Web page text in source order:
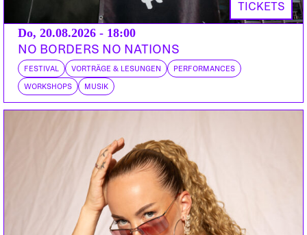
NINA WACH
MASTRA Bern | Sirion Rec., Bons Vivants
DR. HABAKUK CH | Festmacher
HERMAN Bern | Kosmos
VORVERKAUF: ABENDKASSE:
TICKETS
Do, 20.08.2026 - 18:00
NO BORDERS NO NATIONS
FESTIVAL VORTRÄGE & LESUNGEN PERFORMANCES
WORKSHOPS MUSIK